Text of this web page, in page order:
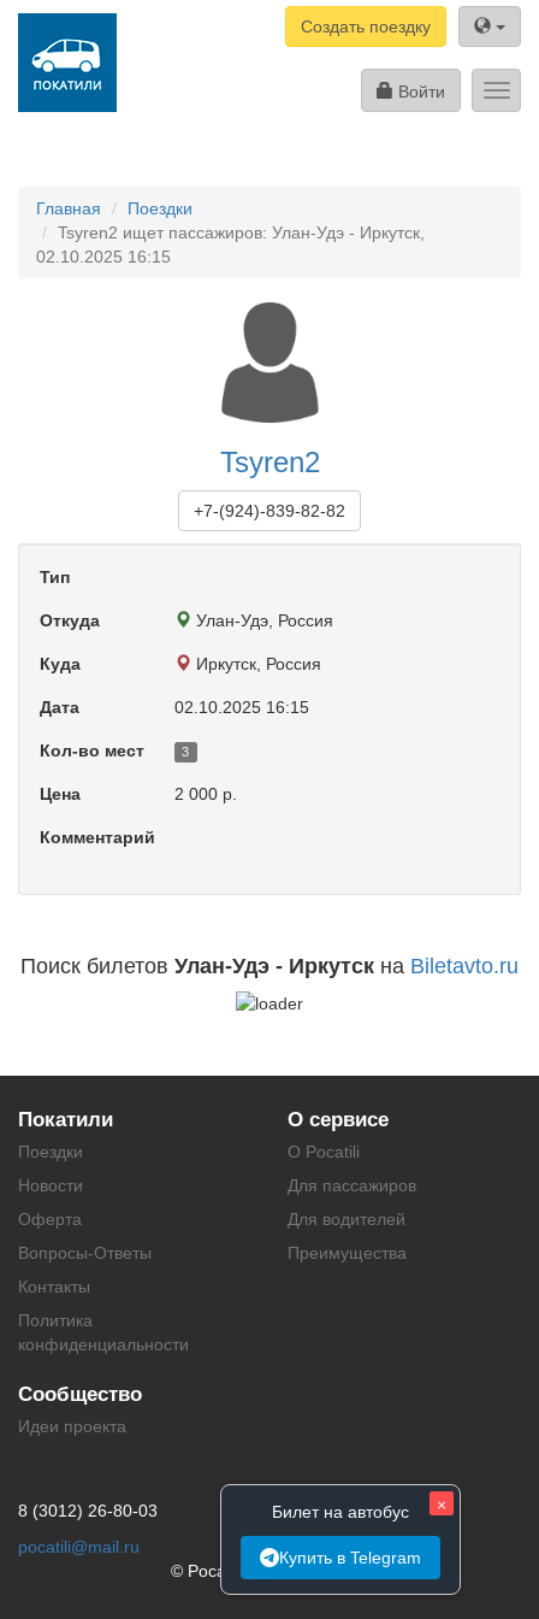
Создать поездку
Войти
Главная
Поездки
Tsyren2 ищет пассажиров: Улан-Удэ - Иркутск,
02.10.2025 16:15
Tsyren2
+7-(924)-839-82-82
Тип
Откуда Улан-Удэ, Россия
Куда Иркутск, Россия
Дата 02.10.2025 16:15
Кол-во мест 3
Цена 2 000 р.
Комментарий
Поиск билетов Улан-Удэ - Иркутск на Biletavto.ru
Покатили
Поездки
Новости
Оферта
Вопросы-Ответы
Контакты
Политика
конфиденциальности
О сервисе
О Pocatili
Для пассажиров
Для водителей
Преимущества
Сообщество
Идеи проекта
8 (3012) 26-80-03
pocatili@mail.ru
© Pocatili.ru | 2014 - 2026
×
Билет на автобус
Купить в Telegram